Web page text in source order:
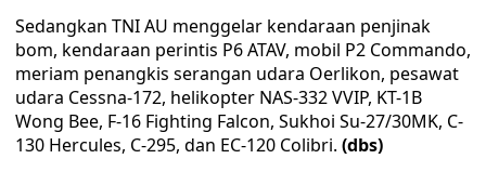
Sedangkan TNI AU menggelar kendaraan penjinak
bom, kendaraan perintis P6 ATAV, mobil P2 Commando,
meriam penangkis serangan udara Oerlikon, pesawat
udara Cessna-172, helikopter NAS-332 VVIP, KT-1B
Wong Bee, F-16 Fighting Falcon, Sukhoi Su-27/30MK, C-
130 Hercules, C-295, dan EC-120 Colibri. (dbs)